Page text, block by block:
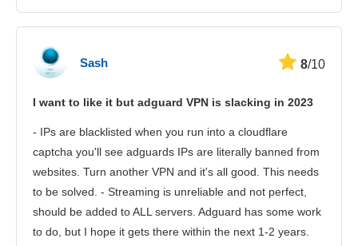
Sash 8/10
I want to like it but adguard VPN is slacking in 2023
- IPs are blacklisted when you run into a cloudflare
captcha you'll see adguards IPs are literally banned from
websites. Turn another VPN and it's all good. This needs
to be solved. - Streaming is unreliable and not perfect,
should be added to ALL servers. Adguard has some work
to do, but I hope it gets there within the next 1-2 years.